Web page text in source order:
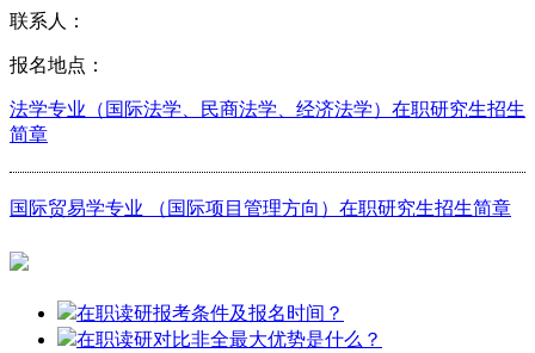
联系人：
报名地点：
法学专业（国际法学、民商法学、经济法学）在职研究生招生
简章
国际贸易学专业 （国际项目管理方向）在职研究生招生简章
在职读研报考条件及报名时间？
在职读研对比非全最大优势是什么？